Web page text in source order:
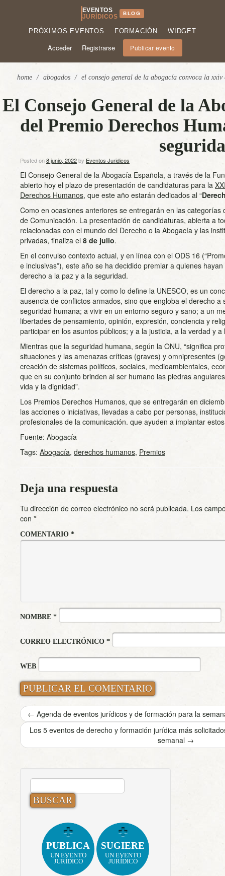
EVENTOS
JURÍDICOS
BLOG
PRÓXIMOS EVENTOS FORMACIÓN WIDGET
Acceder Registrarse Publicar evento
home / abogados / el consejo general de la abogacía convoca la
El Consejo General de la
del Premio Derechos
Posted on8 junio, 2022by Eventos Juridicos
El Consejo General de la Abogacía Española, a través de la
abierto hoy el plazo de presentación de candidaturas para la
Derechos Humanos, que este año estarán dedicados al “
Como en ocasiones anteriores se entregarán en las categorías
de Comunicación. La presentación de candidaturas, abierta a
relacionadas con el mundo del Derecho o la Abogacía y las
privadas, finaliza el 8 de julio.
En el convulso contexto actual, y en línea con el ODS 16
e inclusivas”), este año se ha decidido premiar a quienes
derecho a la paz y a la seguridad.
El derecho a la paz, tal y como lo define la UNESCO, es un
ausencia de conflictos armados, sino que engloba el derecho
seguridad humana; a vivir en un entorno seguro y sano; a un
libertades de pensamiento, opinión, expresión, conciencia y
participar en los asuntos públicos; y a la justicia, a la verdad y
Mientras que la seguridad humana, según la ONU, “significa
situaciones y las amenazas críticas (graves) y omnipresentes
creación de sistemas políticos, sociales, medioambientales,
que en su conjunto brinden al ser humano las piedras
vida y la dignidad”.
Los Premios Derechos Humanos, que se entregarán en
las acciones o iniciativas, llevadas a cabo por personas,
profesionales de la comunicación. que ayuden a implantar
Fuente: Abogacía
Tags: Abogacía, derechos humanos, Premios
Deja una respuesta
Tu dirección de correo electrónico no será publicada. Los
con *
COMENTARIO *
NOMBRE *
CORREO ELECTRÓNICO *
WEB
← Agenda de eventos jurídicos y de formación para la
Los 5 eventos de derecho y formación jurídica más
semanal →
BUSCAR:
PUBLICA
UN EVENTO
JURÍDICO
SUGIERE
UN EVENTO
JURÍDICO